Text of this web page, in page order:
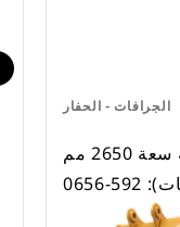
الجرافات - الحفار
جرافة الخدمة الشاقة سعة 2650 مم